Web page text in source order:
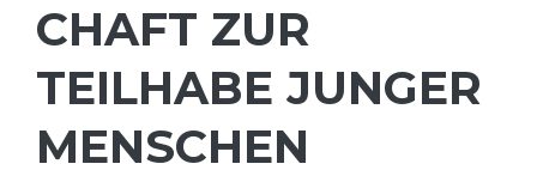
CHAFT ZUR
TEILHABE JUNGER
MENSCHEN